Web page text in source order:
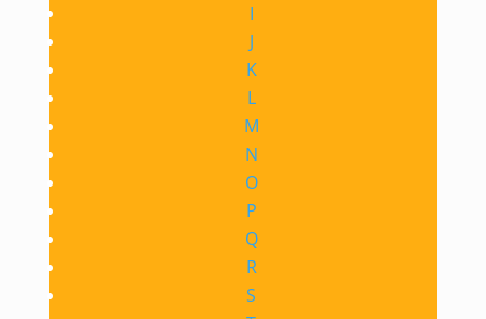
I
J
K
L
M
N
O
P
Q
R
S